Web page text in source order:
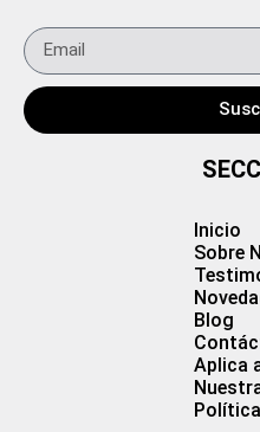
Inicio
Sobre
Blog
Aplica